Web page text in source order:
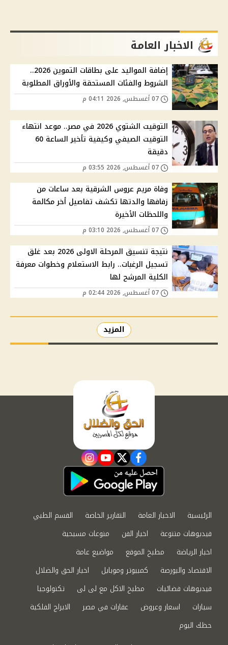
الاخبار العامة
إضافة المواليد على بطاقات التموين 2026..
الشروط والفئات المستحقة والأوراق المطلوبة
التوقيت الشتوي 2026 في مصر.. موعد انتهاء
التوقيت الصيفي وكيفية تأخير الساعة 60
دقيقة
وفاة مريم عروس الشرقية بعد ساعات من
زفافها والدتها تكشف تفاصيل أخر مكالمة
واللحظات الأخيرة
نتيجة تنسيق المرحلة الاولى 2026 بعد غلق
تسجيل الرغبات.. رابط الاستعلام وخطوات معرفة
الكلية المرشح لها
المزيد
facebook
twitter
youtube
instagram
الرئيسية الاخبار العامة التقارير الخاصة
القسم الطبي
فيديوهات متنوعة
اخبار الفن
منوعات مسيحية
اخبار الرياضة
مطبخ الموقع
مواضيع عامة
الاقتصاد والبورصة
كمبيوتر وموبايل
اخبار الحق والضلال
فيديوهات فضائيات
مطبخ الاكل مع لى لى
تكنولوجيا
سيارات
اسعار وعروض عقارات في مصر
الابراج الفلكية
حظك اليوم